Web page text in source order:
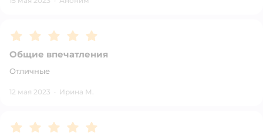
Рейтинг:5
Общие впечатления
Отличные
12 мая 2023 · Ирина М.
Рейтинг:5